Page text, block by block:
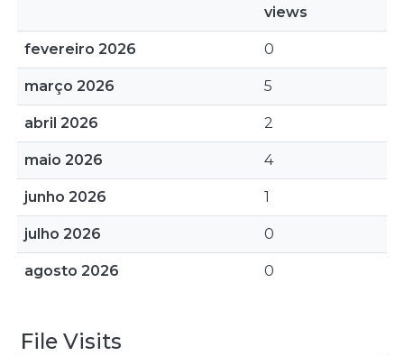
views
fevereiro 2026 0
março 2026 5
abril 2026 2
maio 2026 4
junho 2026 1
julho 2026 0
agosto 2026 0
File Visits